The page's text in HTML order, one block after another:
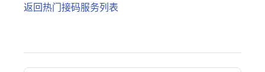
返回热门接码服务列表